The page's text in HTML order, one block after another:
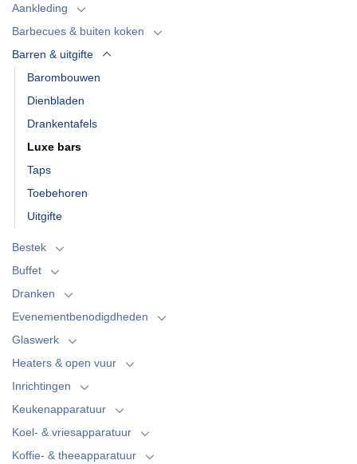
Aankleding
Barbecues & buiten koken
Barren & uitgifte
Barombouwen
Dienbladen
Drankentafels
Luxe bars
Taps
Toebehoren
Uitgifte
Bestek
Buffet
Dranken
Evenementbenodigdheden
Glaswerk
Heaters & open vuur
Inrichtingen
Keukenapparatuur
Koel- & vriesapparatuur
Koffie- & theeapparatuur